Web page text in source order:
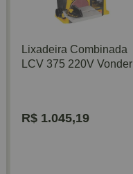
Lixadeira Combinada
LCV 375 220V Vonder
R$ 1.045,19